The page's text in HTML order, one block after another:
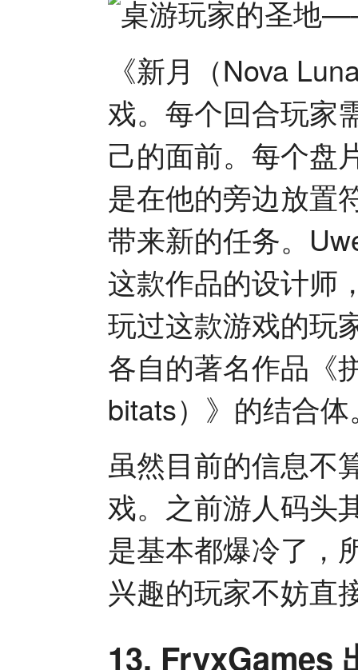
《新月（Nova
戏。每个回合玩家
己的面前。每个盘
是在他的旁边放置
带来新的任务。
这款作品的设计师
玩过这款游戏的玩
各自的著名作品《
bitats）》的结合体
虽然目前的信息不
戏。之前游人码头
是基本都爆冷了，
兴趣的玩家不妨直
13. FryxGames